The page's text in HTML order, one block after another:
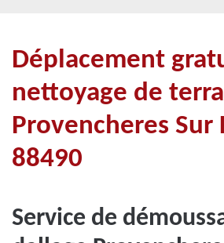
Déplacement
nettoyage de
Provencheres Sur
88490
Service de